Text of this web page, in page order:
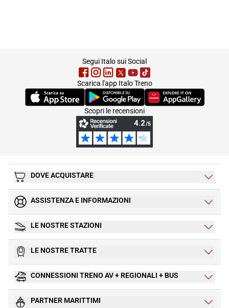
Segui Italo sui Social
Scarica l'app Italo Treno
(Si apre in una nuova scheda)(Si apre in una nuova scheda)
(Si apre in una nuova
Scopri le recensioni
DOVE ACQUISTARE
ASSISTENZA E INFORMAZIONI
LE NOSTRE STAZIONI
LE NOSTRE TRATTE
CONNESSIONI TRENO AV + REGIONALI + BUS
PARTNER MARITTIMI